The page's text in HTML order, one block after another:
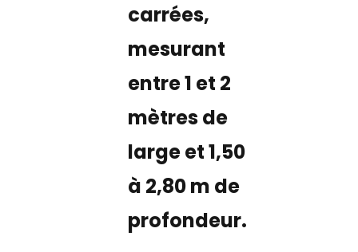
carrées,
mesurant
entre 1 et 2
mètres de
large et 1,50
à 2,80 m de
profondeur.